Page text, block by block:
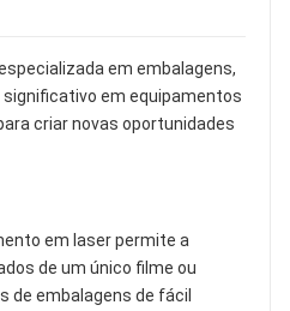
em embalagens,
em equipamentos
criar novas oportunidades
em laser permite a
de um único filme ou
de embalagens de fácil